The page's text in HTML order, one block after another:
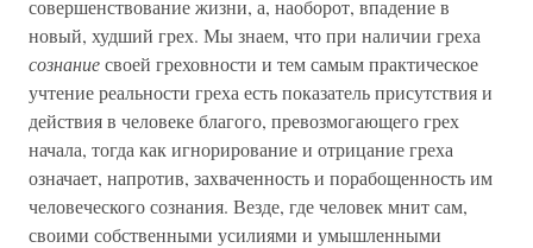
совершенствование жизни, а, наоборот, впадение в
новый, худший грех. Мы знаем, что при наличии греха
сознаниесвоей греховности и тем самым практическое
учтение реальности греха есть показатель присутствия и
действия в человеке благого, превозмогающего грех
начала, тогда как игнорирование и отрицание греха
означает, напротив, захваченность и порабощенность им
человеческого сознания. Везде, где человек мнит сам,
своими собственными усилиями и умышленными